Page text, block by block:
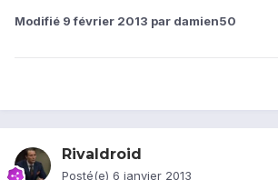
Modifié 9 février 2013 par damien50
Rivaldroid
Posté(e) 6 janvier 2013